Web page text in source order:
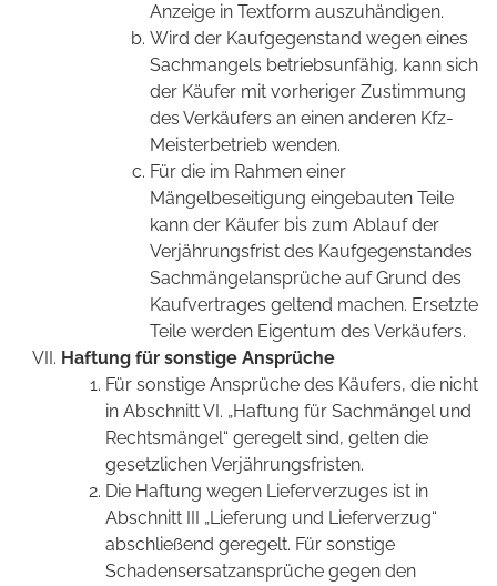
Anzeige in Textform auszuhändigen.
Wird der Kaufgegenstand wegen eines
Sachmangels betriebsunfähig, kann sich
der Käufer mit vorheriger Zustimmung
des Verkäufers an einen anderen Kfz-
Meisterbetrieb wenden.
Für die im Rahmen einer
Mängelbeseitigung eingebauten Teile
kann der Käufer bis zum Ablauf der
Verjährungsfrist des Kaufgegenstandes
Sachmängelansprüche auf Grund des
Kaufvertrages geltend machen. Ersetzte
Teile werden Eigentum des Verkäufers.
Haftung für sonstige Ansprüche
Für sonstige Ansprüche des Käufers, die nicht
in Abschnitt VI. „Haftung für Sachmängel und
Rechtsmängel“ geregelt sind, gelten die
gesetzlichen Verjährungsfristen.
Die Haftung wegen Lieferverzuges ist in
Abschnitt III „Lieferung und Lieferverzug“
abschließend geregelt. Für sonstige
Schadensersatzansprüche gegen den